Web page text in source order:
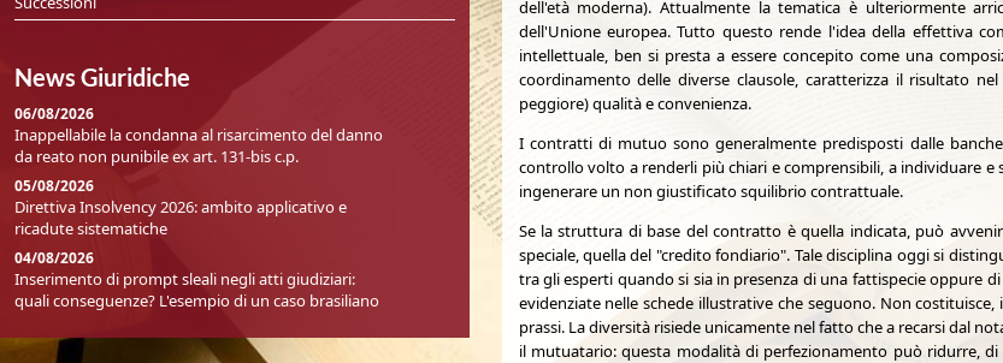
dell'età moderna). Attualmente la tematica è ulteriormente
dell'Unione europea. Tutto questo rende l'idea della effettiva
intellettuale, ben si presta a essere concepito come una
coordinamento delle diverse clausole, caratterizza il risultato
peggiore) qualità e convenienza.
I contratti di mutuo sono generalmente predisposti dalle
controllo volto a renderli più chiari e comprensibili, a individuare
ingenerare un non giustificato squilibrio contrattuale.
Se la struttura di base del contratto è quella indicata, può
speciale, quella del "credito fondiario". Tale disciplina oggi si
tra gli esperti quando si sia in presenza di una fattispecie oppure
evidenziate nelle schede illustrative che seguono. Non
prassi. La diversità risiede unicamente nel fatto che a recarsi dal
il mutuatario: questa modalità di perfezionamento può ridurre,
News Giuridiche
06/08/2026
Inappellabile la condanna al risarcimento del danno
da reato non punibile ex art. 131-bis c.p.
05/08/2026
Direttiva Insolvency 2026: ambito applicativo e
ricadute sistematiche
04/08/2026
Inserimento di prompt sleali negli atti giudiziari:
quali conseguenze? L'esempio di un caso brasiliano